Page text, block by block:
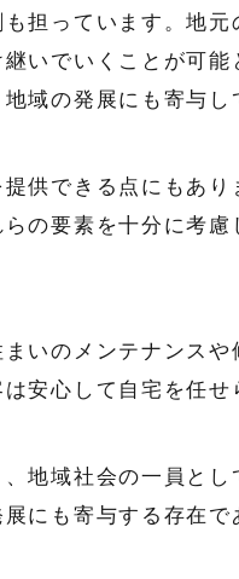
担っています。地
いでいくことが可能
域の発展にも寄与し
供できる点にもあ
の要素を十分に考
いのメンテナンスや
安心して自宅を任せ
地域社会の一員とし
にも寄与する存在